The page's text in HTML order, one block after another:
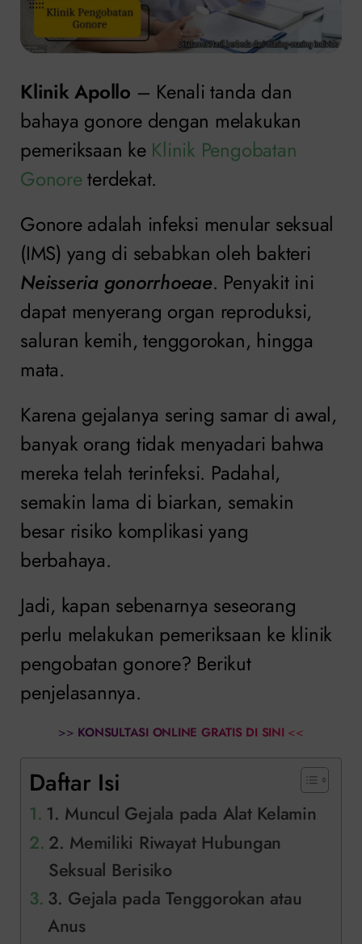
Klinik Apollo – Kenali tanda dan
bahaya gonore dengan melakukan
pemeriksaan ke Klinik Pengobatan
Gonore terdekat.
Gonore adalah infeksi menular seksual
(IMS) yang di sebabkan oleh bakteri
Neisseria gonorrhoeae. Penyakit ini
dapat menyerang organ reproduksi,
saluran kemih, tenggorokan, hingga
mata.
Karena gejalanya sering samar di awal,
banyak orang tidak menyadari bahwa
mereka telah terinfeksi. Padahal,
semakin lama di biarkan, semakin
besar risiko komplikasi yang
berbahaya.
Jadi, kapan sebenarnya seseorang
perlu melakukan pemeriksaan ke klinik
pengobatan gonore? Berikut
penjelasannya.
>> KONSULTASI ONLINE GRATIS DI SINI <<
Daftar Isi
1. Muncul Gejala pada Alat Kelamin
2. Memiliki Riwayat Hubungan
Seksual Berisiko
3. Gejala pada Tenggorokan atau
Anus